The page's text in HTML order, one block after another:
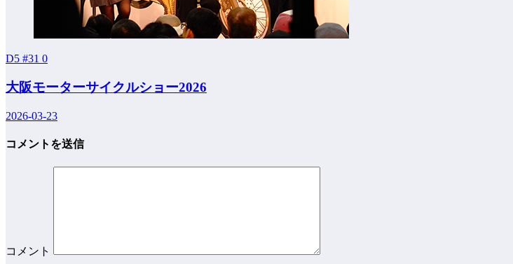
D5 #31 0
大阪モーターサイクルショー2026
2026-03-23
コメントを送信
コメント